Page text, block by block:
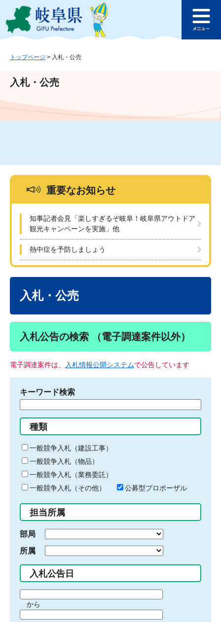
ジ
ュ
文
このページの本文へ
ュ
トップページ > 入札・公売
入札・公売
重要なお知らせ
知事記者会見「楽しすぎるぞ岐阜！岐阜県アウトドア
観光キャンペーンを実施」他
熱中症を予防しましょう
入札・公売
入札公告の検索 （電子調達案件以外）
電子調達案件は、 入札情報公開システムで公告しています
キーワード検索
る
キ
ー
ワ
ー
ド
入
力
種類
一般競争入札（建設工事）
一般競争入札（物品）
一般競争入札（業務委託）
一般競争入札（その他）
公募型プロポーザル
担当所属
部局
所属
入札公告日
間から